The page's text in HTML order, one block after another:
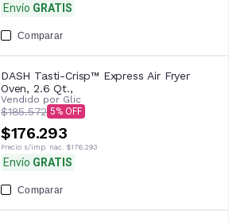
Envío GRATIS
Comparar
DASH Tasti-Crisp™ Express Air Fryer
Oven, 2.6 Qt.,
Vendido por Glic
$185.572 5
$176.293
Precio s/imp. nac. $176.293
Envío GRATIS
Comparar